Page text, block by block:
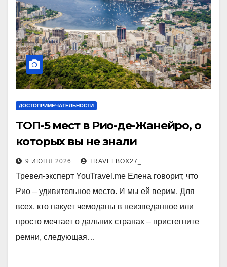
ДОСТОПРИМЕЧАТЕЛЬНОСТИ
ТОП-5 мест в Рио-де-Жанейро, о
которых вы не знали
9 ИЮНЯ 2026 TRAVELBOX27_
Тревел-эксперт YouTravel.me Елена говорит, что
Рио – удивительное место. И мы ей верим. Для
всех, кто пакует чемоданы в неизведанное или
просто мечтает о дальних странах – пристегните
ремни, следующая…